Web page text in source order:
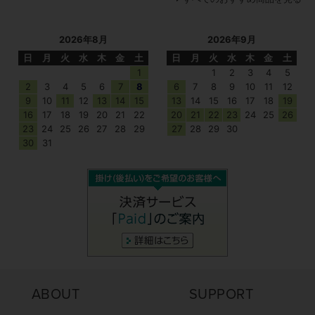
2026年8月
日
月 火 水 木 金
土
1
2
3 4 5 6 7
8
9
10 11 12 13 14
15
16
17 18 19 20 21
22
23
24 25 26 27 28
29
30
31
2026年9月
日
月 火 水 木 金
土
1
2 3 4
5
6
7 8 9 10 11
12
13
14 15 16 17 18
19
20
21 22 23 24 25
26
27
28 29 30
ABOUT SUPPORT